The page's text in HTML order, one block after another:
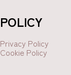
POLICY
Privacy Policy
Cookie Policy